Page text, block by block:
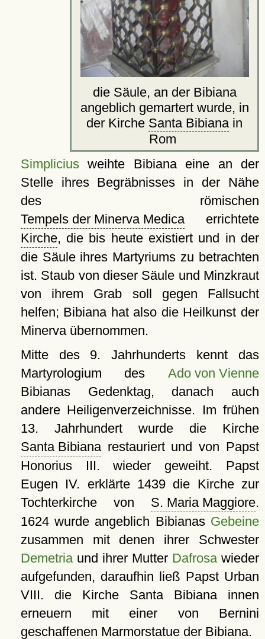
die Säule, an der Bibiana
angeblich gemartert wurde, in
der Kirche Santa Bibianain
Rom
Simpliciusweihte Bibiana eine an der
Stelle ihres Begräbnisses in der Nähe
des römischen
Tempels der Minerva Medicaerrichtete
Kirche, die bis heute existiert und in der
die Säule ihres Martyriums zu betrachten
ist. Staub von dieser Säule und Minzkraut
von ihrem Grab soll gegen Fallsucht
helfen; Bibiana hat also die Heilkunst der
Minerva übernommen.
Mitte des 9. Jahrhunderts kennt das
Martyrologium des Ado von Vienne
Bibianas Gedenktag, danach auch
andere Heiligenverzeichnisse. Im frühen
13. Jahrhundert wurde die Kirche
Santa Bibianarestauriert und von Papst
Honorius III. wieder geweiht. Papst
Eugen IV. erklärte 1439 die Kirche zur
Tochterkirche von S. Maria Maggiore.
1624 wurde angeblich Bibianas Gebeine
zusammen mit denen ihrer Schwester
Demetriaund ihrer Mutter Dafrosawieder
aufgefunden, daraufhin ließ Papst Urban
VIII. die Kirche Santa Bibiana innen
erneuern mit einer von Bernini
geschaffenen Marmorstatue der Bibiana.